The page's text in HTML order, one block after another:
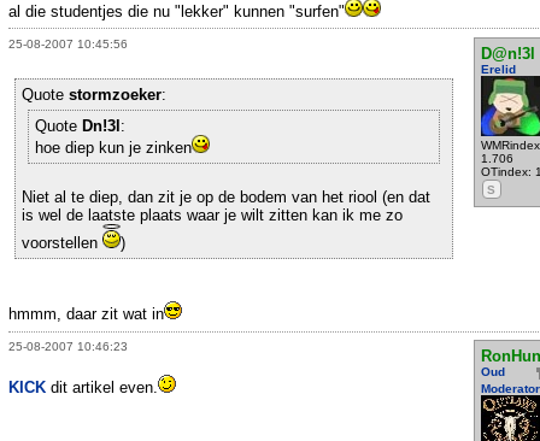
al die studentjes die nu "lekker" kunnen "surfen"
25-08-2007 10:45:56
D@n!3l
Erelid
1.706
OTindex:
S
Quote stormzoeker:
Quote Dn!3l :
hoe diep kun je zinken
Niet al te diep, dan zit je op de bodem van het riool (en dat
is wel de laatste plaats waar je wilt zitten kan ik me zo
voorstellen
)
hmmm, daar zit wat in
25-08-2007 10:46:23
Oud
Moderator
KICK dit artikel even.